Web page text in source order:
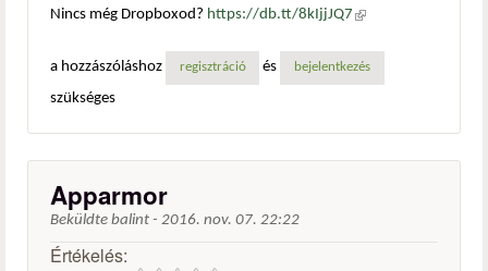
Nincs még Dropboxod? https://db.tt/8kIjjJQ7 (külső
a hozzászóláshoz
regisztráció és bejelentkezés
szükséges
Apparmor
Beküldte balint - 2016. nov. 07. 22:22
Értékelés: